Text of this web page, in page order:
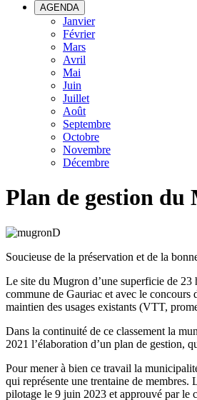
AGENDA
Janvier
Février
Mars
Avril
Mai
Juin
Juillet
Août
Septembre
Octobre
Novembre
Décembre
Plan de gestion du
Soucieuse de la préservation et de la
Le site du Mugron d’une superficie de 23
commune de Gauriac et avec le concours
maintien des usages existants (VTT,
Dans la continuité de ce classement la
2021 l’élaboration d’un plan de gestion,
Pour mener à bien ce travail la
qui représente une trentaine de
pilotage le 9 juin 2023 et approuvé par le